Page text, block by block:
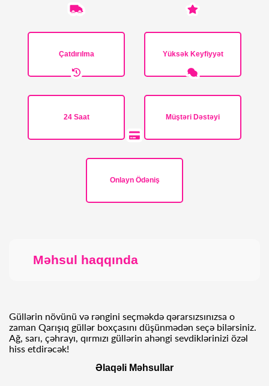
Çatdırılma Yüksək Keyfiyyət
24 Saat Müştəri Dəstəyi
Onlayn Ödəniş
Məhsul haqqında
Güllərin növünü və rəngini seçməkdə qərarsızsınızsa o
zaman Qarışıq güllər boxçasını düşünmədən seçə bilərsiniz.
Ağ, sarı, çəhrayı, qırmızı güllərin ahəngi sevdiklərinizi özəl
hiss etdirəcək!
Əlaqəli Məhsullar